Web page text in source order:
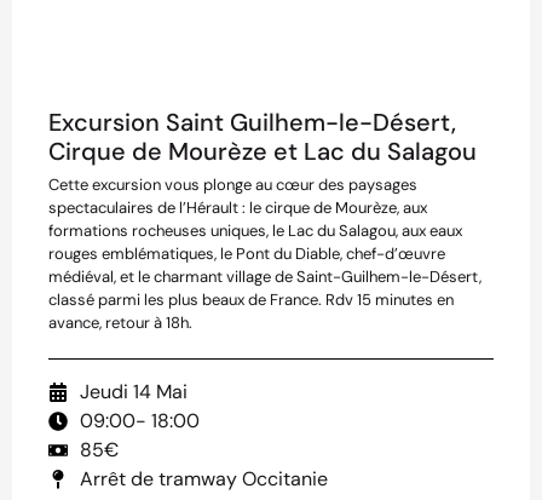
Excursion Saint Guilhem-le-Désert,
Cirque de Mourèze et Lac du Salagou
Cette excursion vous plonge au cœur des paysages
spectaculaires de l’Hérault : le cirque de Mourèze, aux
formations rocheuses uniques, le Lac du Salagou, aux eaux
rouges emblématiques, le Pont du Diable, chef-d’œuvre
médiéval, et le charmant village de Saint-Guilhem-le-Désert,
classé parmi les plus beaux de France. Rdv 15 minutes en
avance, retour à 18h.
Jeudi 14 Mai
09:00- 18:00
85€
Arrêt de tramway Occitanie